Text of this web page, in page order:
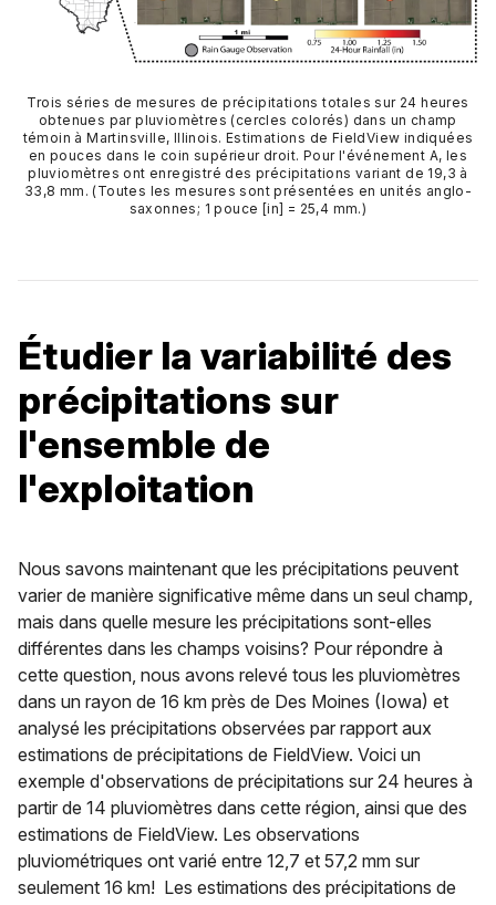
Trois séries de mesures de précipitations totales sur 24 heures
obtenues par pluviomètres (cercles colorés) dans un champ
témoin à Martinsville, Illinois. Estimations de FieldView indiquées
en pouces dans le coin supérieur droit. Pour l'événement A, les
pluviomètres ont enregistré des précipitations variant de 19,3 à
33,8 mm. (Toutes les mesures sont présentées en unités anglo-
saxonnes; 1 pouce [in] = 25,4 mm.)
Étudier la variabilité des
précipitations sur
l'ensemble de
l'exploitation
Nous savons maintenant que les précipitations peuvent
varier de manière significative même dans un seul champ,
mais dans quelle mesure les précipitations sont-elles
différentes dans les champs voisins? Pour répondre à
cette question, nous avons relevé tous les pluviomètres
dans un rayon de 16 km près de Des Moines (Iowa) et
analysé les précipitations observées par rapport aux
estimations de précipitations de FieldView. Voici un
exemple d'observations de précipitations sur 24 heures à
partir de 14 pluviomètres dans cette région, ainsi que des
estimations de FieldView. Les observations
pluviométriques ont varié entre 12,7 et 57,2 mm sur
seulement 16 km! Les estimations des précipitations de